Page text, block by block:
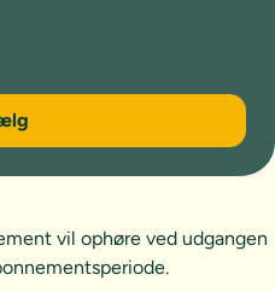
vil ophøre ved udgangen